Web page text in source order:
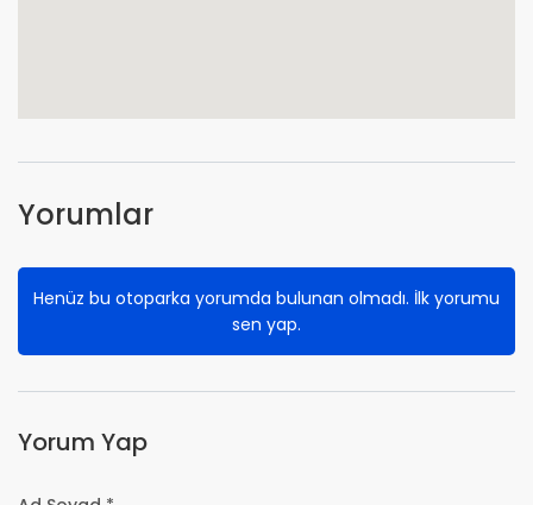
Yorumlar
Henüz bu otoparka yorumda bulunan olmadı. İlk yorumu
sen yap.
Yorum Yap